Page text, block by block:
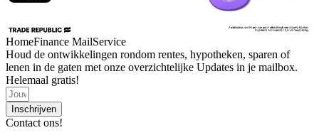
HomeFinance MailService
Houd de ontwikkelingen rondom rentes, hypotheken, sparen of
lenen in de gaten met onze overzichtelijke Updates in je mailbox.
Helemaal gratis!
Inschrijven
Contact ons!